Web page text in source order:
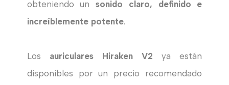
obteniendo unsonido claro, definido e
increíblemente potente.
Los auriculares Hiraken V2 ya están
disponibles por un precio recomendado